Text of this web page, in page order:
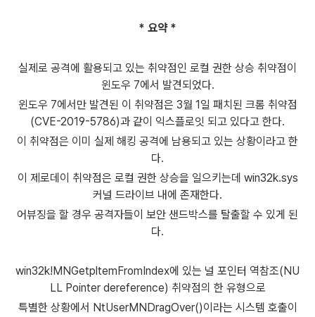
* 요약 *
실제로 공격에 활용되고 있는 취약점인 로컬 권한 상승 취약점이
윈도우 7에서 발견되었다.
윈도우 7에서만 발견된 이 취약점은 3월 1일 패치된 크롬 취약점
(CVE-2019-5786)과 같이 익스플로잇 되고 있다고 한다.
이 취약점은 이미 실제 해킹 공격에 남용되고 있는 상황이라고 한
다.
이 제로데이 취약점은 로컬 권한 상승을 일으키는데 win32k.sys
커널 드라이브 내에 존재한다.
어뷰징을 할 경우 공격자들이 보안 샌드박스를 탈출할 수 있게 된
다.
win32k!MNGetpltemFromIndex에 있는 널 포인터 역참조(NU
LL Pointer dereference) 취약점의 한 유형으로
특별한 상황에서 NtUserMNDragOver()이라는 시스템 호출이